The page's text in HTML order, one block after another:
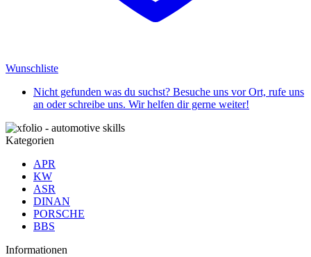
Wunschliste
Nicht gefunden was du suchst? Besuche uns vor Ort, rufe uns
an oder schreibe uns. Wir helfen dir gerne weiter!
Kategorien
APR
KW
ASR
DINAN
PORSCHE
BBS
Informationen